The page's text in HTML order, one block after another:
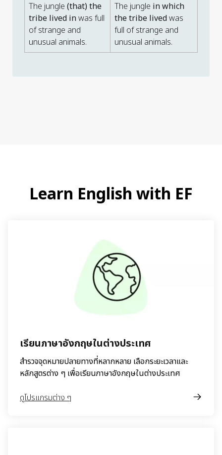
The jungle (that) the
tribe lived inwas full
of strange and
unusual animals.
The jungle in which
the tribe livedwas
full of strange and
unusual animals.
Learn English with EF
เรียนภาษาอังกฤษในต่างประเทศ
สำรวจจุดหมายปลายทางที่หลากหลาย เลือกระยะเวลาและ
หลักสูตรต่าง ๆ เพื่อเรียนภาษาอังกฤษในต่างประเทศ
ดูโปรแกรมต่าง ๆ